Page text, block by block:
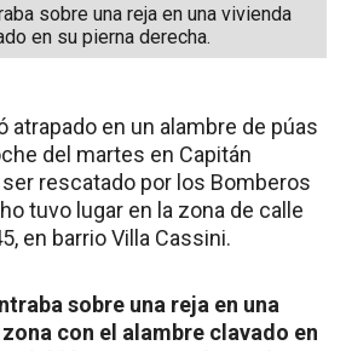
sobre una reja en una vivienda
en su pierna derecha.
atrapado en un alambre de púas
del martes en Capitán
rescatado por los Bomberos
tuvo lugar en la zona de calle
en barrio Villa Cassini.
sobre una reja en una
con el alambre clavado en